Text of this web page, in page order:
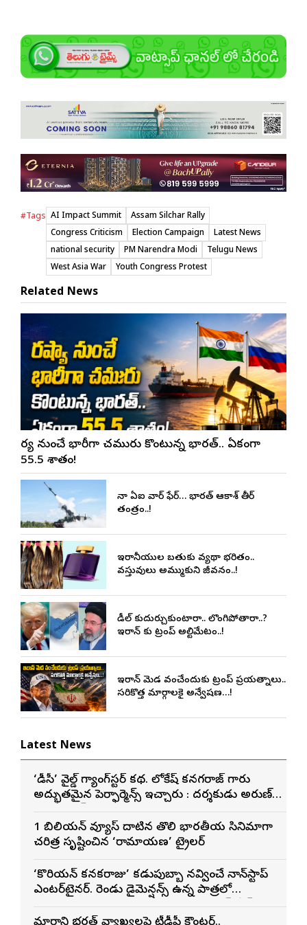
#Tags AI Impact Summit
Assam Silchar Rally
Congress Criticism
Election Campaign
Latest News
national security
PM Narendra Modi
Telugu News
West Asia War
Youth Congress Protest
Related News
రష్యా నుంచే భారీగా చమురు కొంటున్న భారత్.. ఏకంగా
55.5 శాతం!
చైనా ఏఐ వార్ ఫేర్… భారత్ ఆకాశ్ తీర్
తంత్రం..!
ఇరానీయుల బతుకు వ్యథా భరితం..
వస్తువులు అమ్ముకుని జీవనం..!
డీల్ కుదుర్చుకుంటారా.. లొంగిపోతారా..?
ఇరాన్ కు ట్రంప్ అల్టిమేటం..!
ఇరాన్ మెడ వంచేందుకు ట్రంప్ ప్రయత్నాలు..
సరికొత్త మార్గాలకై అన్వేషణ…!
Latest News
‘డీసీ’ వైల్డ్ గ్యాంగ్‌స్టర్ కథ. లోకేష్ కనగరాజ్ గారు
అద్భుతమైన పెర్ఫార్మెన్స్ ఇచ్చారు : దర్శకుడు అరుణ్
1 బిలియన్ వ్యూస్ దాటిన తొలి భారతీయ సినిమాగా
చరిత్ర సృష్టించిన ‘రామాయణ’ ట్రైలర్
‘కొరియన్ కనకరాజు’ కడుపుబ్బా నవ్వించే నాన్‌స్టాప్
ఎంటర్‌టైనర్. రెండు డైమెన్షన్స్ ఉన్న పాత్రలో